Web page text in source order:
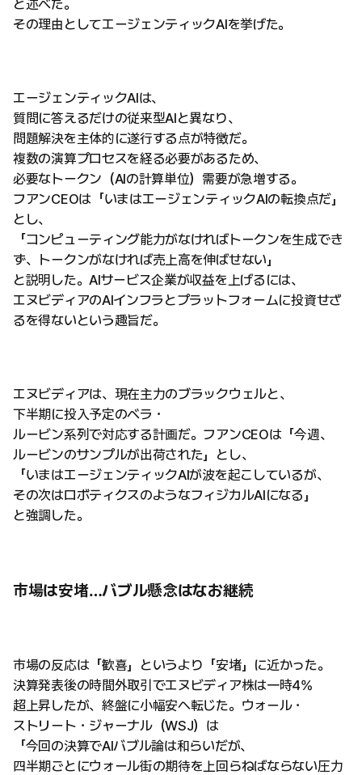
と述べた。
その理由としてエージェンティックAIを挙げた。
エージェンティックAIは、
質問に答えるだけの従来型AIと異なり、
問題解決を主体的に遂行する点が特徴だ。
複数の演算プロセスを経る必要があるため、
必要なトークン（AIの計算単位）需要が急増する。
フアンCEOは「いまはエージェンティックAIの転換点だ」
とし、
「コンピューティング能力がなければトークンを生成でき
ず、トークンがなければ売上高を伸ばせない」
と説明した。AIサービス企業が収益を上げるには、
エヌビディアのAIインフラとプラットフォームに投資せざ
るを得ないという趣旨だ。
エヌビディアは、現在主力のブラックウェルと、
下半期に投入予定のベラ・
ルービン系列で対応する計画だ。フアンCEOは「今週、
ルービンのサンプルが出荷された」とし、
「いまはエージェンティックAIが波を起こしているが、
その次はロボティクスのようなフィジカルAIになる」
と強調した。
市場は安堵…バブル懸念はなお継続
市場の反応は「歓喜」というより「安堵」に近かった。
決算発表後の時間外取引でエヌビディア株は一時4%
超上昇したが、終盤に小幅安へ転じた。ウォール・
ストリート・ジャーナル（WSJ）は
「今回の決算でAIバブル論は和らいだが、
四半期ごとにウォール街の期待を上回らねばならない圧力